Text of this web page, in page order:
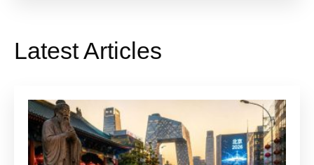
Latest Articles